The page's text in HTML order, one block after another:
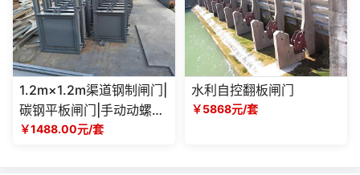
1.2m×1.2m渠道钢制闸门|
碳钢平板闸门|手动动螺杆
启闭机|农田灌溉排水阀门
￥1488.00元/套
水利自控翻板闸门
￥5868元/套